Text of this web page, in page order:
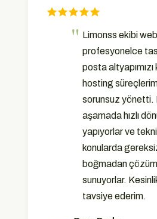
Limonss ekibi
profesyonelce
posta altyapımızı
hosting
sorunsuz yönetti.
aşamada hızlı
yapıyorlar ve
konularda
boğmadan çözüm
sunuyorlar.
tavsiye ederim.